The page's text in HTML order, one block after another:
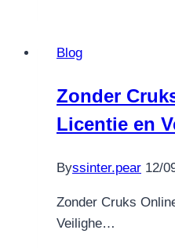
Blog
Zonder
Licentie en
Byssinter.pear 12/
Zonder Cruks
Veilighe…